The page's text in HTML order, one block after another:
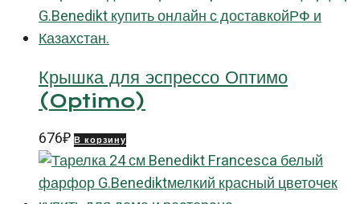
Крышка для эспрессо Оптимо
(Optimo)
676₽ В корзину